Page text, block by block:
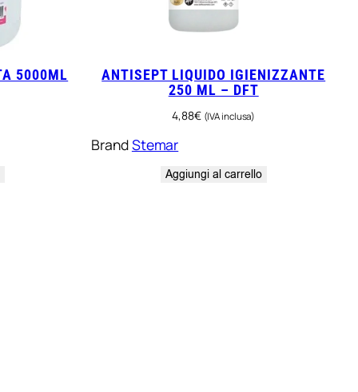
5000ML
ANTISEPT LIQUIDO IGIENIZZANTE
250 ML – DFT
4,88€ (IVA inclusa)
BrandStemar
Aggiungi al carrello